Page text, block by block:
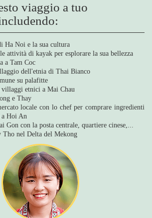
viaggio a tuo
Ha Noi e la sua cultura
attività di kayak per esplorare la sua bellezza
a Tam Coc
dell'etnia di Thai Bianco
su palafitte
etnici a Mai Chau
e Thay
locale con lo chef per comprare ingredienti
a Hoi An
Gon con la posta centrale, quartiere cinese,...
Tho nel Delta del Mekong